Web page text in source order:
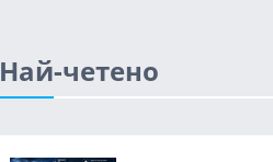
Най-четено